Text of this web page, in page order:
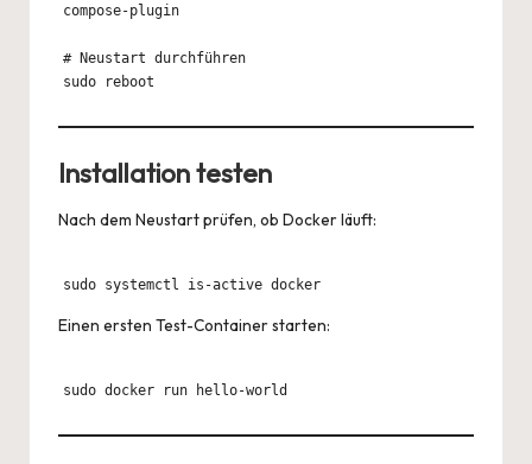
compose-plugin
# Neustart durchführen
Installation testen
Nach dem Neustart prüfen, ob Docker läuft:
sudo systemctl is-active docker
Einen ersten Test-Container starten: